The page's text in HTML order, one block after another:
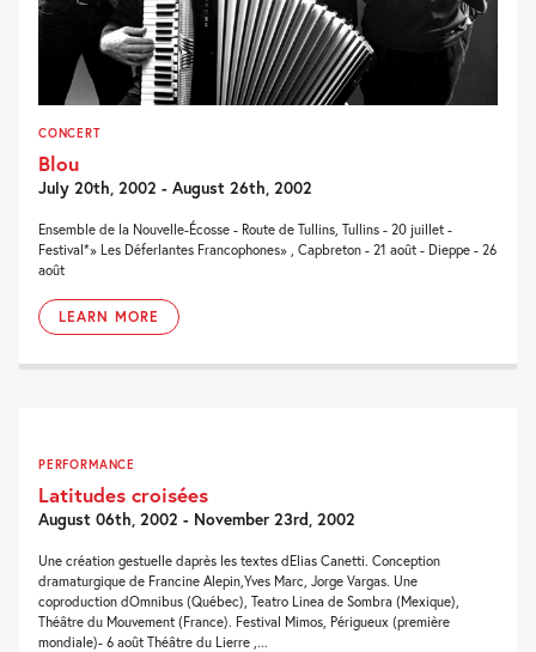
CONCERT
Blou
July 20th, 2002 - August 26th, 2002
Ensemble de la Nouvelle-Écosse - Route de Tullins, Tullins - 20 juillet -
Festival*» Les Déferlantes Francophones» , Capbreton - 21 août - Dieppe - 26
août
LEARN MORE
PERFORMANCE
Latitudes croisées
August 06th, 2002 - November 23rd, 2002
Une création gestuelle daprès les textes dElias Canetti. Conception
dramaturgique de Francine Alepin,Yves Marc, Jorge Vargas. Une
coproduction dOmnibus (Québec), Teatro Linea de Sombra (Mexique),
Théâtre du Mouvement (France). Festival Mimos, Périgueux (première
mondiale)- 6 août Théâtre du Lierre ,...